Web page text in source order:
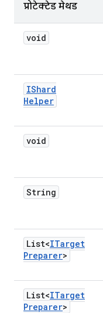
प्रोटेक्टेड मेथड
void
IShard
Helper
void
String
List<ITarget
Preparer>
List<ITarget
Preparer>